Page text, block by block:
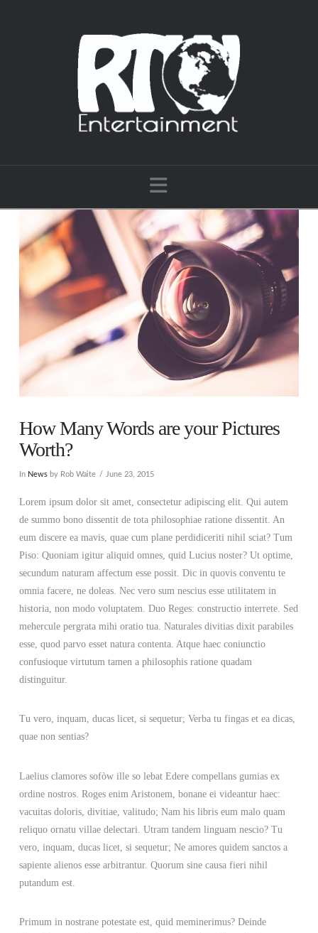
Navigation
How Many Words are your Pictures
Worth?
In Newsby Rob Waite June 23, 2015
Lorem ipsum dolor sit amet, consectetur adipiscing elit. Qui autem
de summo bono dissentit de tota philosophiae ratione dissentit. An
eum discere ea mavis, quae cum plane perdidiceriti nihil sciat? Tum
Piso: Quoniam igitur aliquid omnes, quid Lucius noster? Ut optime,
secundum naturam affectum esse possit. Dic in quovis conventu te
omnia facere, ne doleas. Nec vero sum nescius esse utilitatem in
historia, non modo voluptatem. Duo Reges: constructio interrete. Sed
mehercule pergrata mihi oratio tua. Naturales divitias dixit parabiles
esse, quod parvo esset natura contenta. Atque haec coniunctio
confusioque virtutum tamen a philosophis ratione quadam
distinguitur.
Tu vero, inquam, ducas licet, si sequetur; Verba tu fingas et ea dicas,
quae non sentias?
Laelius clamores sofòw ille so lebat Edere compellans gumias ex
ordine nostros. Roges enim Aristonem, bonane ei videantur haec:
vacuitas doloris, divitiae, valitudo; Nam his libris eum malo quam
reliquo ornatu villae delectari. Utram tandem linguam nescio? Tu
vero, inquam, ducas licet, si sequetur; Ne amores quidem sanctos a
sapiente alienos esse arbitrantur. Quorum sine causa fieri nihil
putandum est.
Primum in nostrane potestate est, quid meminerimus? Deinde